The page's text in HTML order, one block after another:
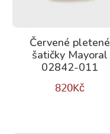
Červené pletené
šatičky Mayoral
02842-011
820Kč